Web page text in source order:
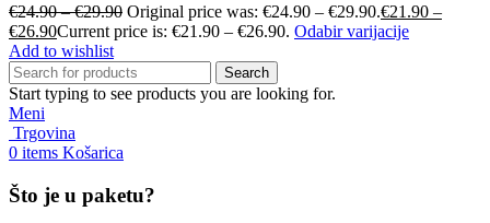
€24.90–€29.90 Original price was: €24.90 – €29.90.€21.90 –
€26.90Current price is: €21.90 – €26.90. Odabir varijacije
Add to wishlist
Search
Start typing to see products you are looking for.
Meni
Trgovina
0 items Košarica
Što je u paketu?